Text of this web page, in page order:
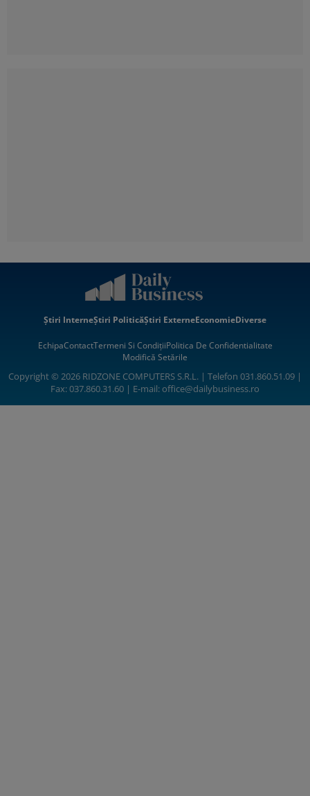
Știri InterneȘtiri PoliticăȘtiri ExterneEconomieDiverse
EchipaContactTermeni Si CondițiiPolitica De Confidentialitate
Modifică Setările
Copyright © 2026 RIDZONE COMPUTERS S.R.L. | Telefon 031.860.51.09 |
Fax: 037.860.31.60 | E-mail:office@dailybusiness.ro